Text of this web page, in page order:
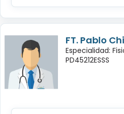
FT. Pablo
Especialidad:
PD45212ESSS